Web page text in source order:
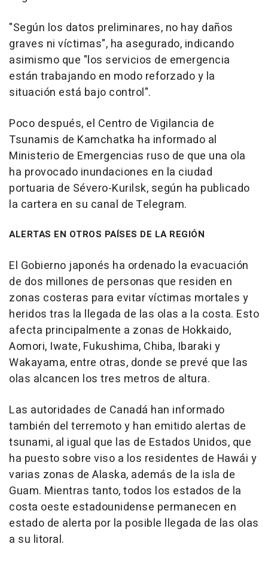
"Según los datos preliminares, no hay daños
graves ni víctimas", ha asegurado, indicando
asimismo que "los servicios de emergencia
están trabajando en modo reforzado y la
situación está bajo control".
Poco después, el Centro de Vigilancia de
Tsunamis de Kamchatka ha informado al
Ministerio de Emergencias ruso de que una ola
ha provocado inundaciones en la ciudad
portuaria de Sévero-Kurilsk, según ha publicado
la cartera en su canal de Telegram.
ALERTAS EN OTROS PAÍSES DE LA REGIÓN
El Gobierno japonés ha ordenado la evacuación
de dos millones de personas que residen en
zonas costeras para evitar víctimas mortales y
heridos tras la llegada de las olas a la costa. Esto
afecta principalmente a zonas de Hokkaido,
Aomori, Iwate, Fukushima, Chiba, Ibaraki y
Wakayama, entre otras, donde se prevé que las
olas alcancen los tres metros de altura.
Las autoridades de Canadá han informado
también del terremoto y han emitido alertas de
tsunami, al igual que las de Estados Unidos, que
ha puesto sobre viso a los residentes de Hawái y
varias zonas de Alaska, además de la isla de
Guam. Mientras tanto, todos los estados de la
costa oeste estadounidense permanecen en
estado de alerta por la posible llegada de las olas
a su litoral.